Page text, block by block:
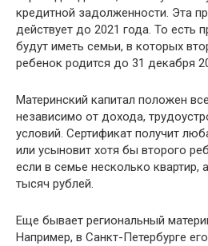
кредитной задолженности. Эта
действует до 2021 года. То есть
будут иметь семьи, в которых
ребенок родится до 31 декабря
Материнский капитал положен
независимо от дохода,
условий. Сертификат получит
или усыновит хотя бы второго
если в семье несколько квартир,
тысяч рублей.
Еще бывает региональный
Например, в Санкт-Петербурге